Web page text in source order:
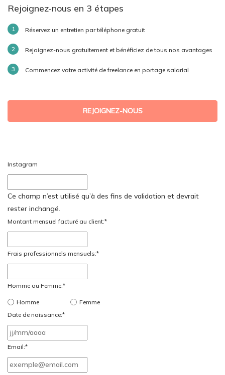
Rejoignez-nous en 3 étapes
Réservez un entretien par téléphone gratuit
Rejoignez-nous gratuitement et bénéficiez de tous nos avantages
Commencez votre activité de freelance en portage salarial
REJOIGNEZ-NOUS
Instagram
Ce champ n’est utilisé qu’à des fins de validation et devrait
rester inchangé.
Montant mensuel facturé au client:*
Frais professionnels mensuels:*
Homme ou Femme:*
Homme
Femme
Date de naissance:*
slash
MM
Email:*